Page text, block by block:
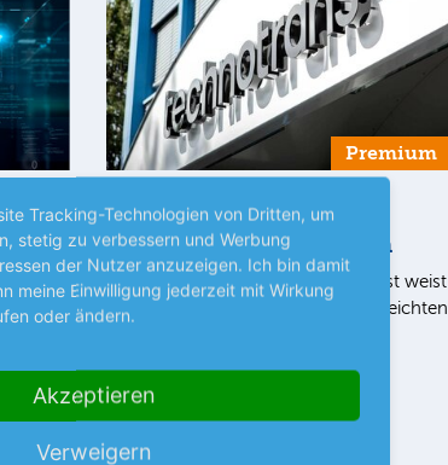
Premium
NEUES AUS UNTERNEHMEN
technotrans kann liefern
Der Thermomanagement-Spezialist weist
für die ersten 6 Monate mit einen leichten
News 08.08.26
Tracking-Technologien von Dritten, um
stetig zu verbessern und Werbung
der Nutzer anzuzeigen. Ich bin damit
meine Einwilligung jederzeit mit Wirkung
oder ändern.
Akzeptieren
Verweigern